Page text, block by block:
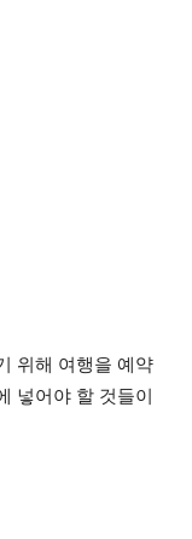
위해 여행을 예약
넣어야 할 것들이